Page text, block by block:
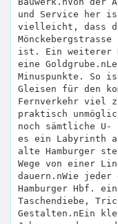
und Service her
vielleicht, dass
ist. Ein weiterer
eine
Minuspunkte. So
Gleisen für den
Fernverkehr viel
praktisch
noch sämtliche
es ein Labyrinth
alte Hamburger
Wege von einer
dauern.nWie
Hamburger Hbf.
Taschendiebe,
Gestalten.nEin